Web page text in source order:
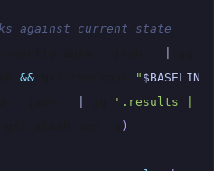
against current state
&& "
'.results |
)